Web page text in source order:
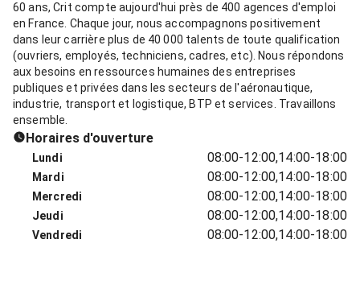
60 ans, Crit compte aujourd'hui près de 400 agences d'emploi
en France. Chaque jour, nous accompagnons positivement
dans leur carrière plus de 40 000 talents de toute qualification
(ouvriers, employés, techniciens, cadres, etc). Nous répondons
aux besoins en ressources humaines des entreprises
publiques et privées dans les secteurs de l'aéronautique,
industrie, transport et logistique, BTP et services. Travaillons
ensemble.
Horaires d'ouverture
Lundi 08:00-12:00,14:00-18:00
Mardi 08:00-12:00,14:00-18:00
Mercredi 08:00-12:00,14:00-18:00
Jeudi 08:00-12:00,14:00-18:00
Vendredi 08:00-12:00,14:00-18:00